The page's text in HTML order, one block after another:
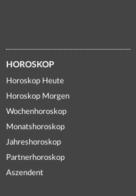
HOROSKOP
Horoskop Heute
Horoskop Morgen
Wochenhoroskop
Monatshoroskop
Jahreshoroskop
Partnerhoroskop
Aszendent